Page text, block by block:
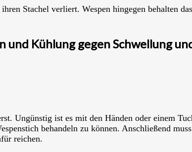
Stachel verliert. Wespen hingegen behalten
Kühlung gegen Schwellung
Ungünstig ist es mit den Händen oder einem
behandeln zu können. Anschließend
reichen.